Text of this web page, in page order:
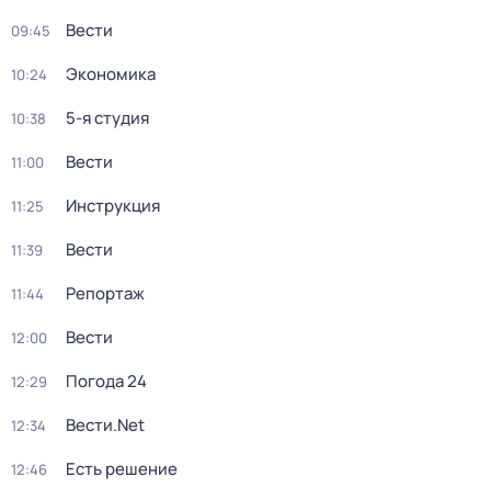
09:45 Вести
10:24 Экономика
10:38 5-я студия
11:00 Вести
11:25 Инструкция
11:39 Вести
11:44 Репортаж
12:00 Вести
12:29 Погода 24
12:34 Вести.Net
12:46 Есть решение